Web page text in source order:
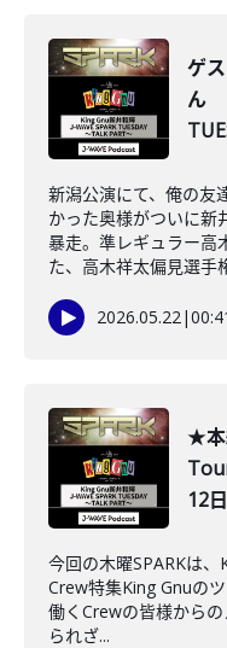
ゲ
ん
新潟公演にて、俺の友
かった奥様がついに新
暴走。準レギュラー高
た、高木祥太偏見選手
2026.05.22|
★本
12
今回の木曜SPARKは
Crew特集King Gnuの
働くCrewの皆様から
られざ...